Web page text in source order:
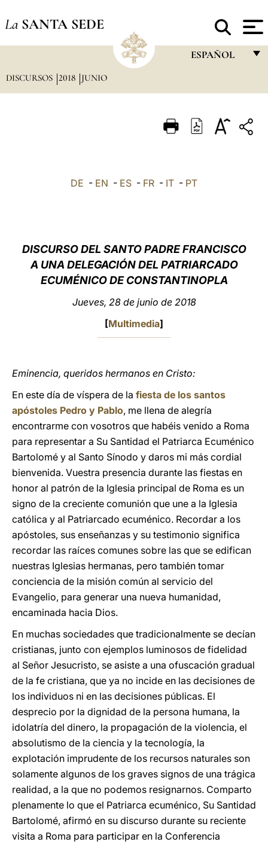
La SANTA SEDE
ESPAÑOL
ITALIANO
中文
LATINE
DISCURSOS 2018 JUNIO
DE - EN - ES - FR - IT - PT
DISCURSO DEL SANTO PADRE FRANCISCO
A UNA DELEGACIÓN DEL PATRIARCADO
ECUMÉNICO DE CONSTANTINOPLA
Jueves, 28 de junio de 2018
[Multimedia]
Eminencia, queridos hermanos en Cristo:
En este día de víspera de la fiesta de los santos
apóstoles Pedro y Pablo, me llena de alegría
encontrarme con vosotros que habéis venido a Roma
para representar a Su Santidad el Patriarca Ecuménico
Bartolomé y al Santo Sínodo y daros mi más cordial
bienvenida. Vuestra presencia durante las fiestas en
honor al patrón de la Iglesia principal de Roma es un
signo de la creciente comunión que une a la Iglesia
católica y al Patriarcado ecuménico. Recordar a los
apóstoles, sus enseñanzas y su testimonio significa
recordar las raíces comunes sobre las que se edifican
nuestras Iglesias hermanas, pero también tomar
conciencia de la misión común al servicio del
Evangelio, para generar una nueva humanidad,
encaminada hacia Dios.
En muchas sociedades que tradicionalmente se decían
cristianas, junto con ejemplos luminosos de fidelidad
al Señor Jesucristo, se asiste a una ofuscación gradual
de la fe cristiana, que ya no incide en las decisiones de
los individuos ni en las decisiones públicas. El
desprecio por la dignidad de la persona humana, la
idolatría del dinero, la propagación de la violencia, el
absolutismo de la ciencia y la tecnología, la
explotación imprudente de los recursos naturales son
solamente algunos de los graves signos de una trágica
realidad, a la que no podemos resignarnos. Comparto
plenamente lo que el Patriarca ecuménico, Su Santidad
Bartolomé, afirmó en su discurso durante su reciente
visita a Roma para participar en la Conferencia